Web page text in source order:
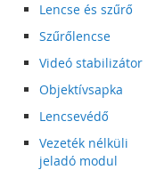
Lencse és szűrő
Szűrőlencse
Videó stabilizátor
Objektívsapka
Lencsevédő
Vezeték nélküli
jeladó modul